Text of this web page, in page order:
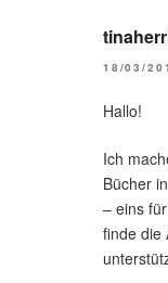
18/03/
Hallo!
Ich
Bücher
– eins
finde die